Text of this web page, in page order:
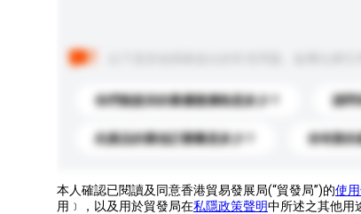
你們能提供的最優惠價格是多少？ 請問
此產品的最低訂購量是多少？ 你有新的
本人確認已閱讀及同意香港貿易發展局(“貿發局”)的使
用﹞，以及用於貿發局在私隱政策聲明中所述之其他用